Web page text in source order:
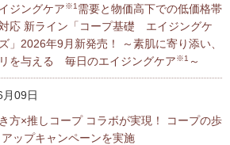
ジングケア※1 需要と物価高下での低価格帯
応 新ライン「コープ基礎 エイジングケ
」2026年9月新発売！ ～素肌に寄り添い、
を与える 毎日のエイジングケア※1 ～
09日
方×推しコープ コラボが実現！ コープの歩
ップキャンペーンを実施